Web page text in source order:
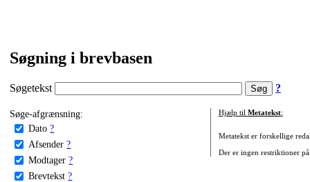
Søgning i brevbasen
Søgetekst ?
Søge-afgrænsning:
Dato ?
Afsender ?
Modtager ?
Brevtekst ?
Hjælp til Metatekst:
Metatekst er forskellige
Der er ingen restriktioner